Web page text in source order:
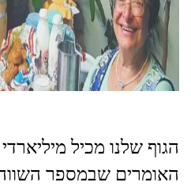
הגוף שלנו מכיל
האומרים שבמספר